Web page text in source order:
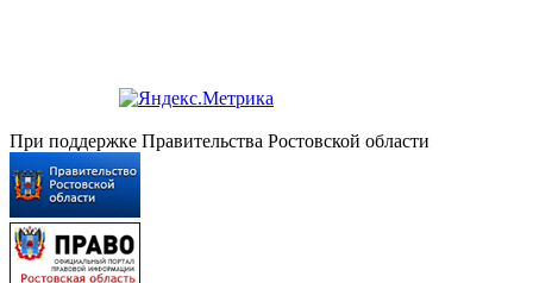
При поддержке Правительства Ростовской области